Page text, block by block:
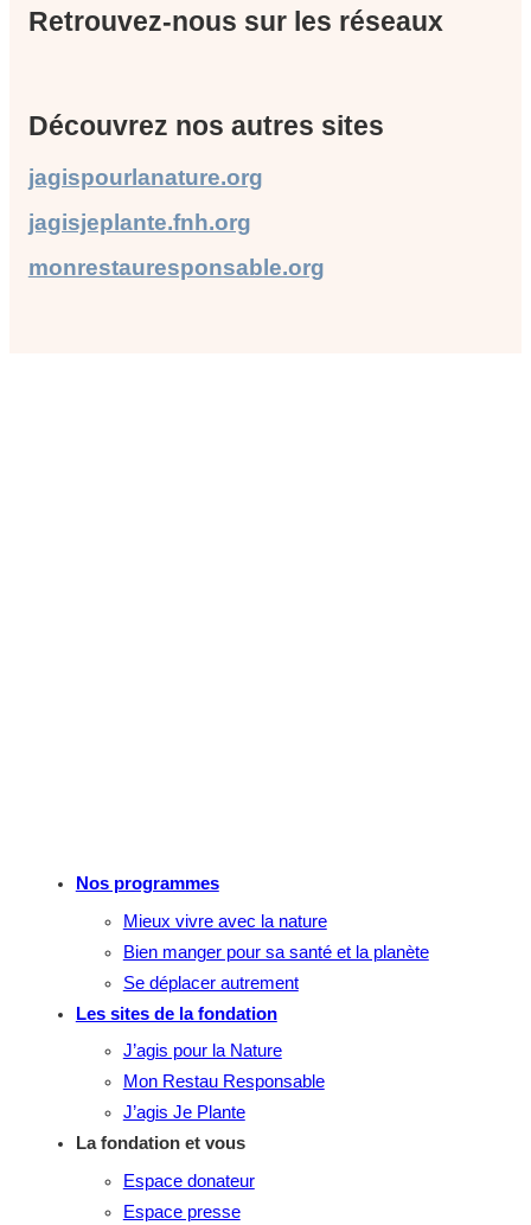
Retrouvez-nous sur les réseaux
Découvrez nos autres sites
jagispourlanature.org
jagisjeplante.fnh.org
monrestauresponsable.org
Nos programmes
Mieux vivre avec la nature
Bien manger pour sa santé et la planète
Se déplacer autrement
Les sites de la fondation
J’agis pour la Nature
Mon Restau Responsable
J’agis Je Plante
La fondation et vous
Espace donateur
Espace presse